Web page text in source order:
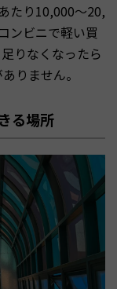
たり10,000〜20,
ンビニで軽い買
りなくなったら
りません。
る場所